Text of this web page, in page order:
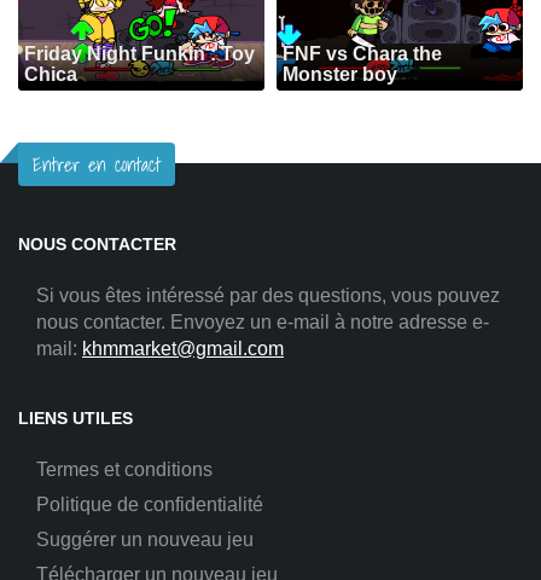
Friday Night Funkin': Toy
Chica
FNF vs Chara the
Monster boy
Entrer en contact
NOUS CONTACTER
Si vous êtes intéressé par des questions, vous pouvez
nous contacter. Envoyez un e-mail à notre adresse e-
mail: khmmarket@gmail.com
LIENS UTILES
Termes et conditions
Politique de confidentialité
Suggérer un nouveau jeu
Télécharger un nouveau jeu